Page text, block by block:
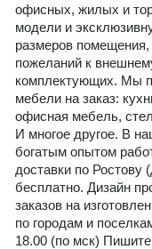
офисных, жилых и
модели и
размеров
пожеланий к
комплектующих. Мы
мебели на заказ:
офисная мебель,
И многое другое. В
богатым опытом
доставки по Ростову
бесплатно. Дизайн
заказов на
по городам и
18.00 (по мск)